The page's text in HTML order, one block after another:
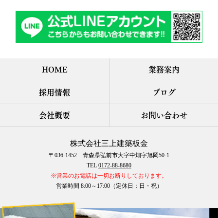
HOME 業務案内
採用情報 ブログ
会社概要 お問い合わせ
株式会社三上建築板金
〒036-1452 青森県弘前市大字中畑字旭岡50-1
TEL 0172-88-8680
※営業のお電話は一切お断りしております。
営業時間 8:00～17:00（定休日：日・祝）
COPYRIGHT © 株式会社三上建築板金 All rights reserved.